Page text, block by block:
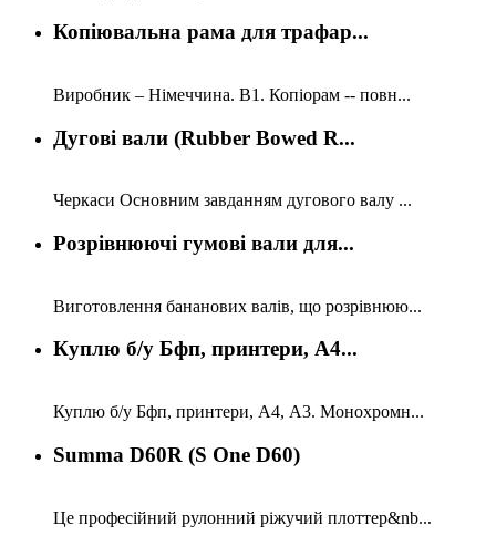
Копіювальна рама для трафар...
Виробник – Німеччина. В1. Копіорам -- повн...
Дугові вали (Rubber Bowed R...
Черкаси Основним завданням дугового валу ...
Розрівнюючі гумові вали для...
Виготовлення бананових валів, що розрівнюю...
Куплю б/у Бфп, принтери, А4...
Куплю б/у Бфп, принтери, А4, А3. Монохромн...
Summa D60R (S One D60)
Це професійний рулонний ріжучий плоттер&nb...